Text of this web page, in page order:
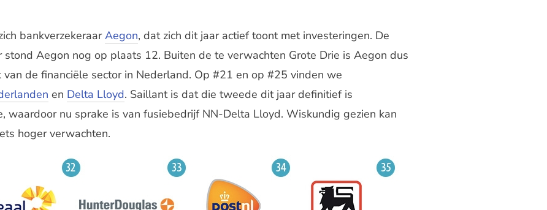
bankverzekeraarAegon, dat zich dit jaar actief toont met investeringen. De
Aegon nog op plaats 12. Buiten de te verwachten Grote Drie is Aegon dus
de financiële sector in Nederland. Op #21 en op #25 vinden we
en Delta Lloyd. Saillant is dat die tweede dit jaar definitief is
waardoor nu sprake is van fusiebedrijf NN-Delta Lloyd. Wiskundig gezien kan
hoger verwachten.